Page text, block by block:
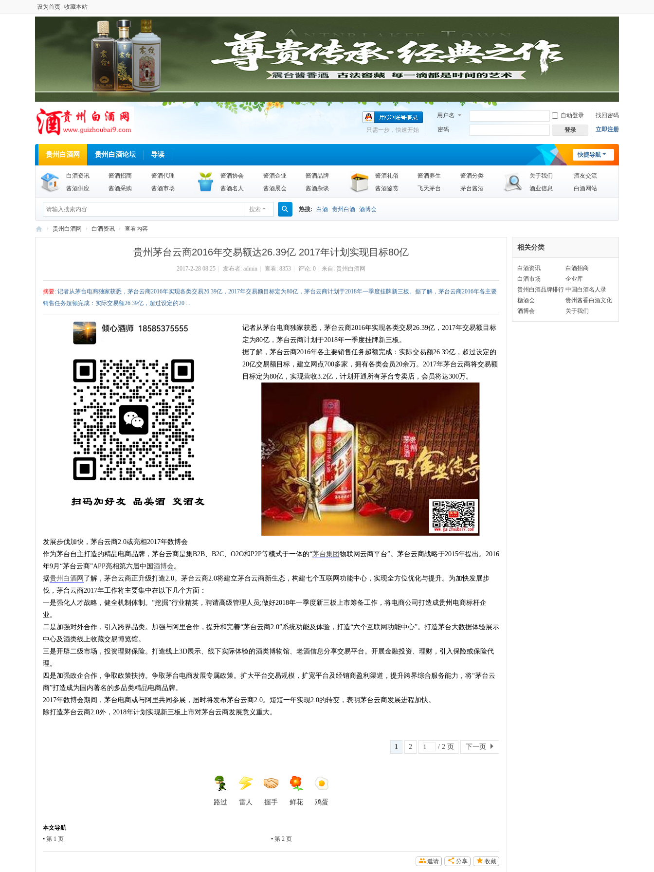
设为首页 收藏本站
用户名 自动登录 找回密码
密码 登录 立即注册
只需一步，快速开始
快捷导航
贵州白酒网 贵州白酒论坛 导读
白酒资讯 酱酒招商
酱酒代理
酱酒供应
酱酒采购 酱酒市场
酱酒协会 酱酒企业
酱酒品牌
酱酒名人
酱酒展会 酱酒杂谈
酱酒礼俗 酱酒养生
酱酒分类
酱酒鉴赏
飞天茅台 茅台酱酒
关于我们
酒友交流
酒业信息
白酒网站
搜索
搜
索
热搜: 白酒 贵州白酒 酒博会
› 贵州白酒网 › 白酒资讯 › 查看内容
贵州茅台云商2016年交易额达26.39亿 2017年计划实现目标80亿
2017-2-28 08:25 发布者: admin 查看: 8353 评论: 0 来自: 贵州白酒网
摘要: 记者从茅台电商独家获悉，茅台云商2016年实现各类交易26.39亿，2017年交易额目标定为80亿，茅台云商计划于2018年一季度挂牌新三板。据了解，茅台云商2016年各主要
销售任务超额完成：实际交易额26.39亿，超过设定的20 ...
记者从茅台电商独家获悉，茅台云商2016年实现各类交易26.39亿，2017年交易额目标
定为80亿，茅台云商计划于2018年一季度挂牌新三板。
据了解，茅台云商2016年各主要销售任务超额完成：实际交易额26.39亿，超过设定的
20亿交易额目标，建立网点700多家，拥有各类会员20余万。2017年茅台云商将交易额
目标定为80亿，实现营收3.2亿，计划开通所有茅台专卖店，会员将达300万。
发展步伐加快，茅台云商2.0或亮相2017年数博会
作为茅台自主打造的精品电商品牌，茅台云商是集B2B、B2C、O2O和P2P等模式于一体的“茅台集团 物联网云商平台”。茅台云商战略于2015年提出。2016
年9月“茅台云商”APP亮相第六届中国 酒博会。
据贵州白酒网 了解，茅台云商正升级打造2.0。茅台云商2.0将建立茅台云商新生态，构建七个互联网功能中心，实现全方位优化与提升。为加快发展步
伐，茅台云商2017年工作将主要集中在以下几个方面：
一是强化人才战略，健全机制体制。“挖掘”行业精英，聘请高级管理人员;做好2018年一季度新三板上市筹备工作，将电商公司打造成贵州电商标杆企
业。
二是加强对外合作，引入跨界品类。加强与阿里合作，提升和完善“茅台云商2.0”系统功能及体验，打造“六个互联网功能中心”。打造茅台大数据体验展示
中心及酒类线上收藏交易博览馆。
三是开辟二级市场，投资理财保险。打造线上3D展示、线下实际体验的酒类博物馆、老酒信息分享交易平台。开展金融投资、理财，引入保险或保险代
理。
四是加强政企合作，争取政策扶持。争取茅台电商发展专属政策。扩大平台交易规模，扩宽平台及经销商盈利渠道，提升跨界综合服务能力，将“茅台云
商”打造成为国内著名的多品类精品电商品牌。
2017年数博会期间，茅台电商或与阿里共同参展，届时将发布茅台云商2.0。短短一年实现2.0的转变，表明茅台云商发展进程加快。
除打造茅台云商2.0外，2018年计划实现新三板上市对茅台云商发展意义重大。
1 2 / 2 页 下一页
路过 雷人 握手 鲜花 鸡蛋
本文导航
• 第 1 页 • 第 2 页
收藏
分享
邀请
相关分类
白酒资讯
白酒招商
白酒市场
企业库
贵州白酒品牌排行
榜
中国白酒名人录
糖酒会
贵州酱香白酒文化
酒博会
关于我们